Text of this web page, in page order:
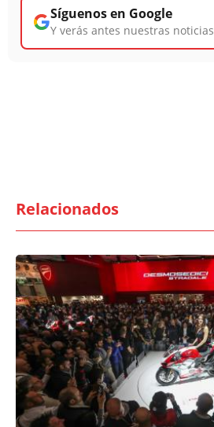
Síguenos en Google
Y verás antes nuestras noticias
Relacionados